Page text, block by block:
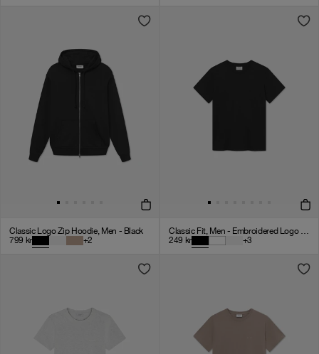
Classic Logo Zip Hoodie, Men - Black
799 kr +2
Classic Fit, Men - Embroidered Logo - Black
249 kr +3